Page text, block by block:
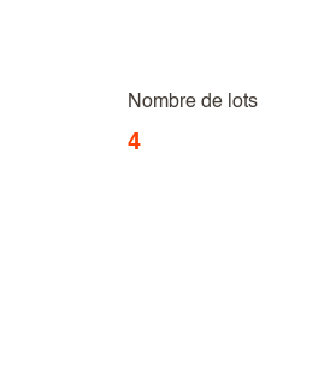
Nombre de lots
4